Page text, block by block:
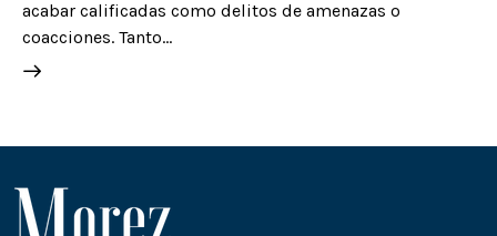
acabar calificadas como delitos de amenazas o
coacciones. Tanto…